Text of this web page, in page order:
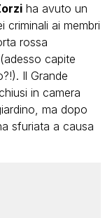
ha avuto un
criminali ai membri
rossa
capite
Il Grande
in camera
ma dopo
sfuriata a causa